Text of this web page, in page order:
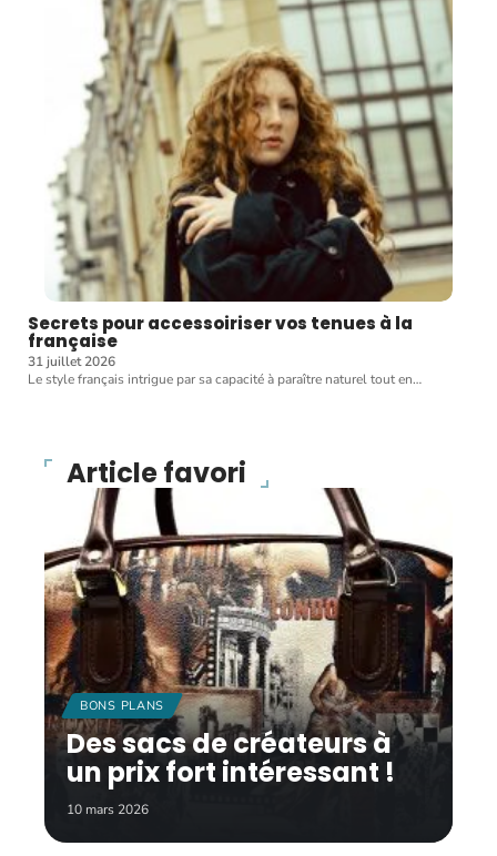
Secrets pour accessoiriser vos tenues à la
française
31 juillet 2026
Le style français intrigue par sa capacité à paraître naturel tout en…
Article favori
BONS PLANS
Des sacs de créateurs à
un prix fort intéressant !
10 mars 2026